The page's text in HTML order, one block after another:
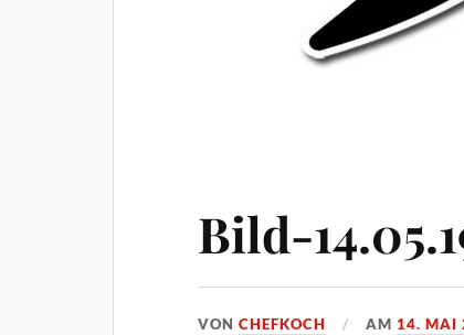
Bild-
VONCHEFKOCH AM 14. MAI